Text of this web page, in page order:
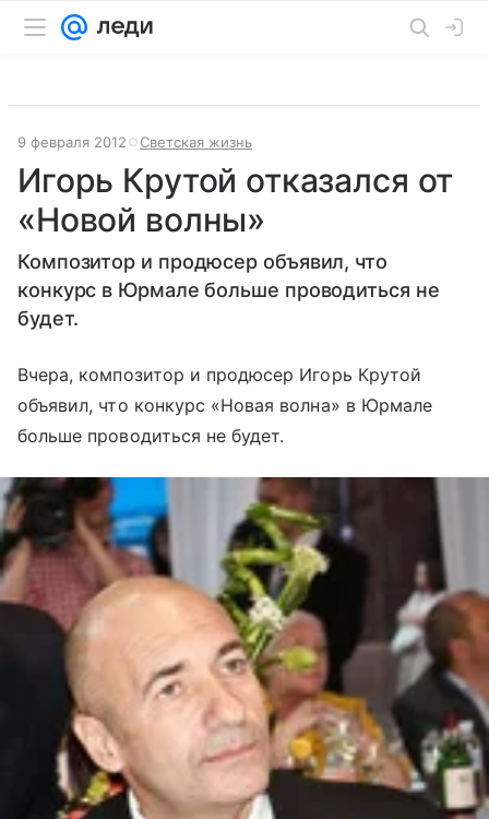
9 февраля 2012 Светская жизнь
Игорь Крутой отказался от
«Новой волны»
Композитор и продюсер объявил, что
конкурс в Юрмале больше проводиться не
будет.
Вчера, композитор и продюсер Игорь Крутой
объявил, что конкурс «Новая волна» в Юрмале
больше проводиться не будет.